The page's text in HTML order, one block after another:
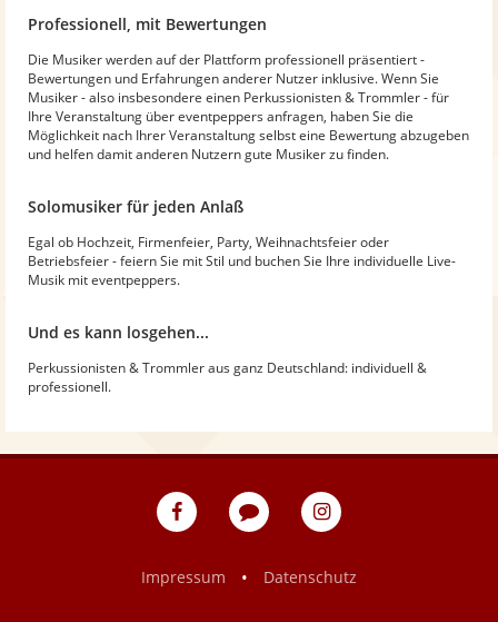
Professionell, mit Bewertungen
Die Musiker werden auf der Plattform professionell präsentiert -
Bewertungen und Erfahrungen anderer Nutzer inklusive. Wenn Sie
Musiker - also insbesondere einen Perkussionisten & Trommler - für
Ihre Veranstaltung über eventpeppers anfragen, haben Sie die
Möglichkeit nach Ihrer Veranstaltung selbst eine Bewertung abzugeben
und helfen damit anderen Nutzern gute Musiker zu finden.
Solomusiker für jeden Anlaß
Egal ob Hochzeit, Firmenfeier, Party, Weihnachtsfeier oder
Betriebsfeier - feiern Sie mit Stil und buchen Sie Ihre individuelle Live-
Musik mit eventpeppers.
Und es kann losgehen...
Perkussionisten & Trommler aus ganz Deutschland: individuell &
professionell.
eventpeppers
Blog
eventpeppers
Impressum
• Datenschutz